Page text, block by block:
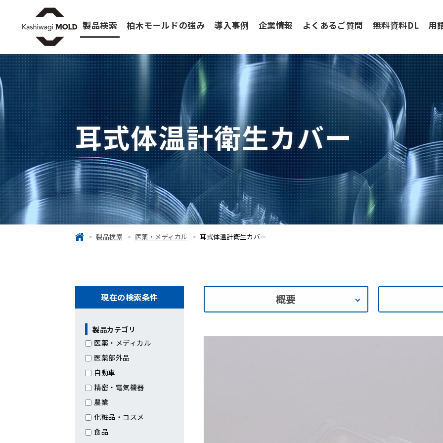
製品検索 柏木モールドの強み 導入事例 企業情報 よくあるご質問 無料資料DL 用
耳式体温計衛生カバー
製品検索 医薬・メディカル 耳式体温計衛生カバー
現在の検索条件
製品カテゴリ
医薬・メディカル
医薬部外品
自動車
精密・電気機器
農業
化粧品・コスメ
食品
概要